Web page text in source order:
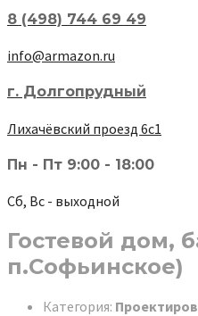
8 (498) 744 69 49
info@armazon.ru
г. Долгопрудный
Лихачёвский проезд 6с1
Пн - Пт 9:00 - 18:00
Сб, Вс - выходной
Гостевой дом,
п.Софьинское)
Категория: